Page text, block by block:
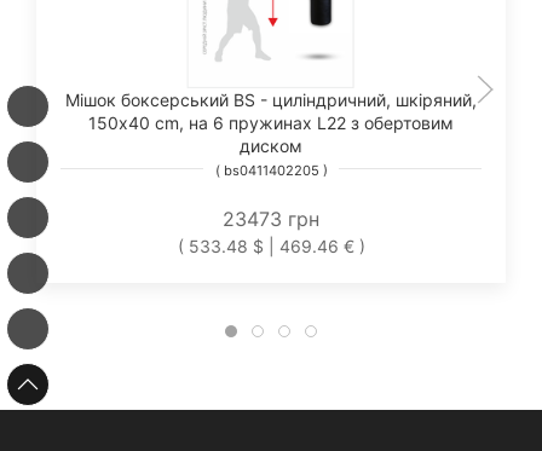
Мішок боксерський BS - циліндричний, шкіряний,
150х40 cm, на 6 пружинах L22 з обертовим
диском
( bs0411402205 )
23473 грн
( 533.48 $ | 469.46 € )